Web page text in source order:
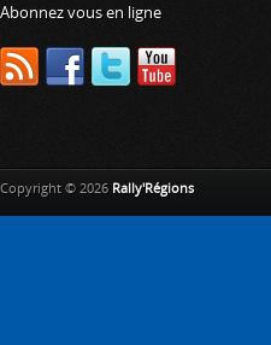
Abonnez vous en ligne
Copyright © 2026 Rally'Régions